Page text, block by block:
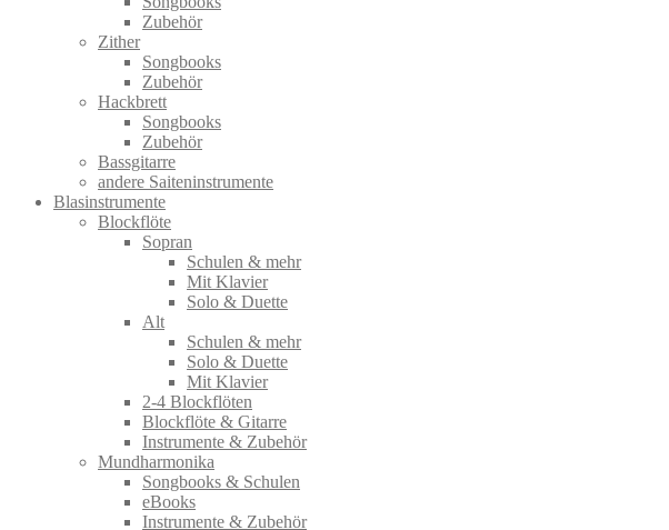
Zubehör
Zither
Songbooks
Zubehör
Hackbrett
Songbooks
Zubehör
Bassgitarre
andere Saiteninstrumente
Blasinstrumente
Blockflöte
Sopran
Schulen & mehr
Mit Klavier
Solo & Duette
Alt
Schulen & mehr
Solo & Duette
Mit Klavier
2-4 Blockflöten
Blockflöte & Gitarre
Instrumente & Zubehör
Mundharmonika
Songbooks & Schulen
eBooks
Instrumente & Zubehör